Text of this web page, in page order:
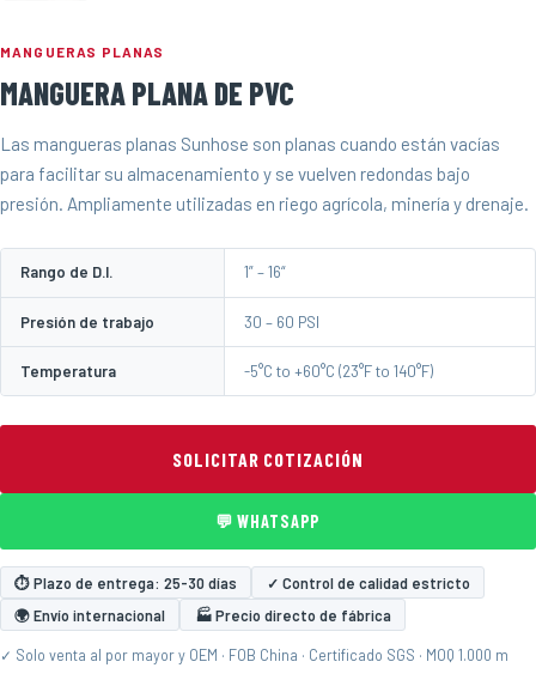
MANGUERAS PLANAS
MANGUERA PLANA DE PVC
Las mangueras planas Sunhose son planas cuando están vacías
para facilitar su almacenamiento y se vuelven redondas bajo
presión. Ampliamente utilizadas en riego agrícola, minería y drenaje.
Rango de D.I. 1” – 16“
Presión de trabajo 30 – 60 PSI
Temperatura -5°C to +60°C (23°F to 140°F)
SOLICITAR COTIZACIÓN
💬 WHATSAPP
⏱ Plazo de entrega: 25-30 días
✓ Control de calidad estricto
🌍 Envío internacional
🏭 Precio directo de fábrica
✓ Solo venta al por mayor y OEM · FOB China · Certificado SGS · MOQ 1.000 m